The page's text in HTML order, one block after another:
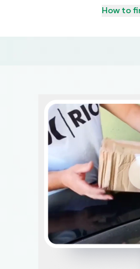
How to